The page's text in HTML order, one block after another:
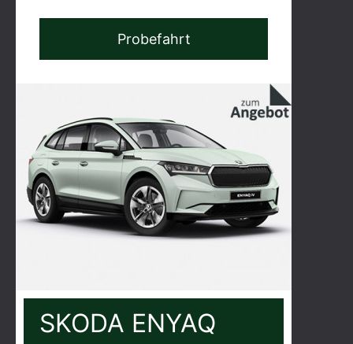
Probefahrt
SKODA ENYAQ